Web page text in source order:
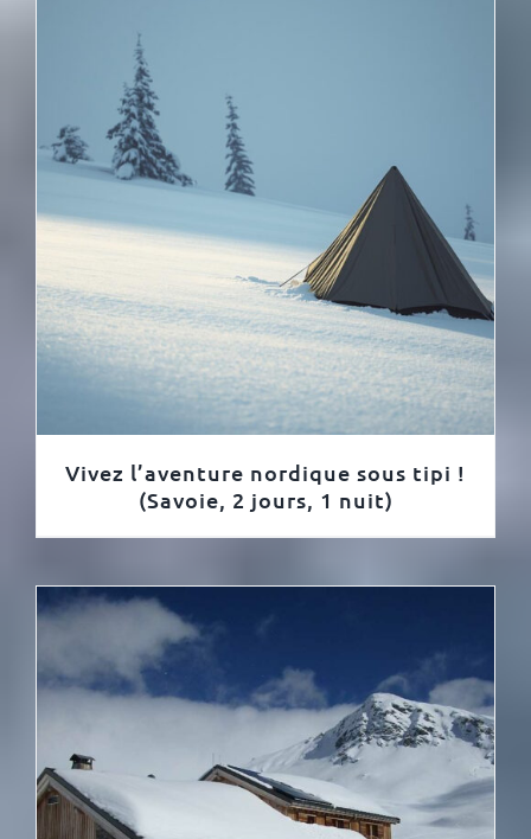
Vivez l’aventure nordique sous tipi !
(Savoie, 2 jours, 1 nuit)